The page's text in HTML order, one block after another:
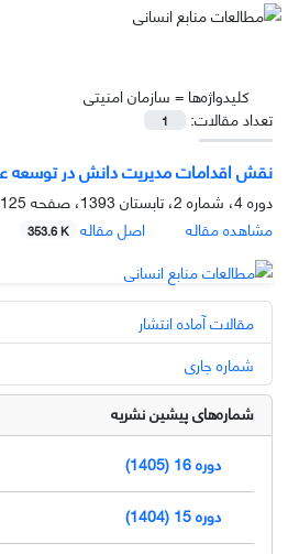
کلیدواژه‌ها = سازمان امنیتی
تعداد مقالات:
1
نقش اقدامات مدیریت دانش در توسعه
دوره 4، شماره 2، تابستان 1393، صفحه
125-142
مشاهده مقاله
اصل مقاله 353.6 K
مقالات آماده انتشار
شماره جاری
شماره‌های پیشین نشریه
دوره 16 (1405)
دوره 15 (1404)